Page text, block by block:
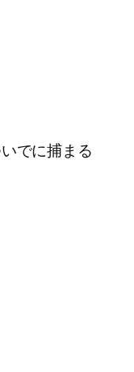
でに捕まる